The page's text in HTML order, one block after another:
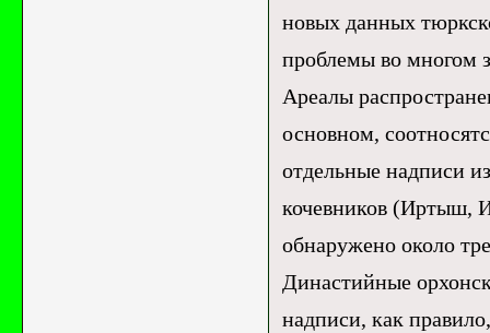
новых данных
проблемы во многом
Ареалы
основном,
отдельные надписи
кочевников (Иртыш,
обнаружено около
Династийные
надписи, как